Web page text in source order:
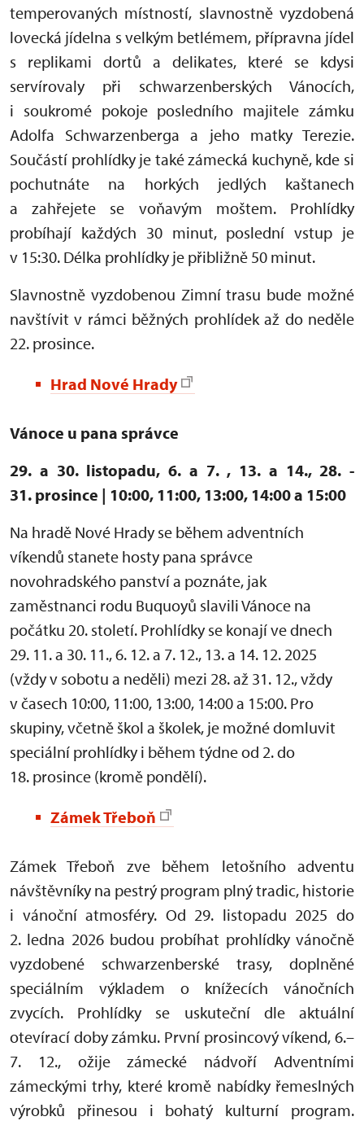
temperovaných místností, slavnostně vyzdobená
lovecká jídelna s velkým betlémem, přípravna jídel
s replikami dortů a delikates, které se kdysi
servírovaly při schwarzenberských Vánocích,
i soukromé pokoje posledního majitele zámku
Adolfa Schwarzenberga a jeho matky Terezie.
Součástí prohlídky je také zámecká kuchyně, kde si
pochutnáte na horkých jedlých kaštanech
a zahřejete se voňavým moštem. Prohlídky
probíhají každých 30 minut, poslední vstup je
v 15:30. Délka prohlídky je přibližně 50 minut.
Slavnostně vyzdobenou Zimní trasu bude možné
navštívit v rámci běžných prohlídek až do neděle
22. prosince.
Hrad Nové Hrady
Vánoce u pana správce
29. a 30. listopadu, 6. a 7. , 13. a 14., 28. -
31. prosince | 10:00, 11:00, 13:00, 14:00 a 15:00
Na hradě Nové Hrady se během adventních
víkendů stanete hosty pana správce
novohradského panství a poznáte, jak
zaměstnanci rodu Buquoyů slavili Vánoce na
počátku 20. století. Prohlídky se konají ve dnech
29. 11. a 30. 11., 6. 12. a 7. 12., 13. a 14. 12. 2025
(vždy v sobotu a neděli) mezi 28. až 31. 12., vždy
v časech 10:00, 11:00, 13:00, 14:00 a 15:00. Pro
skupiny, včetně škol a školek, je možné domluvit
speciální prohlídky i během týdne od 2. do
18. prosince (kromě pondělí).
Zámek Třeboň
Zámek Třeboň zve během letošního adventu
návštěvníky na pestrý program plný tradic, historie
i vánoční atmosféry. Od 29. listopadu 2025 do
2. ledna 2026 budou probíhat prohlídky vánočně
vyzdobené schwarzenberské trasy, doplněné
speciálním výkladem o knížecích vánočních
zvycích. Prohlídky se uskuteční dle aktuální
otevírací doby zámku. První prosincový víkend, 6.–
7. 12., ožije zámecké nádvoří Adventními
zámeckými trhy, které kromě nabídky řemeslných
výrobků přinesou i bohatý kulturní program.